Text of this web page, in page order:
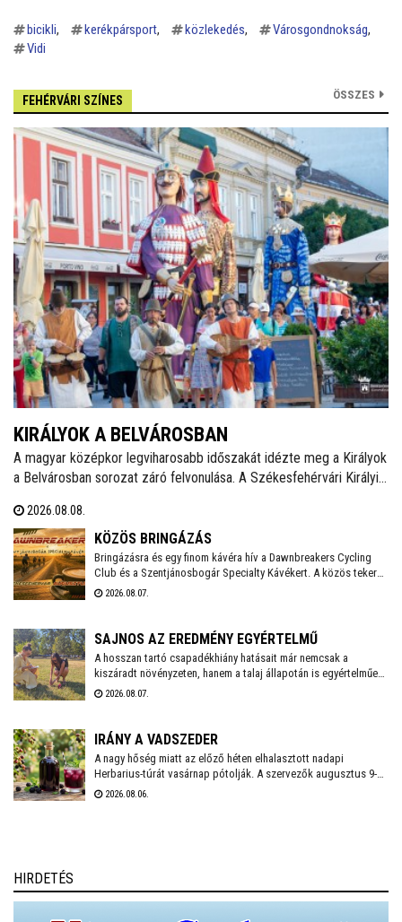
bicikli kerékpársport közlekedés
Városgondnokság
Vidi
FEHÉRVÁRI SZÍNES ÖSSZES
KIRÁLYOK A BELVÁROSBAN
A magyar középkor legviharosabb időszakát idézte meg a Királyok
a Belvárosban sorozat záró felvonulása. A Székesfehérvári Királyi
herceg, II. (Vak) Béla, Salamon király és III. András óriásbábjai
vonultak végig a Fő utcán.
2026.08.08.
KÖZÖS BRINGÁZÁS
Bringázásra és egy finom kávéra hív a Dawnbreakers Cycling
Club és a Szentjánosbogár Specialty Kávékert. A közös tekerés
augusztus 8-án, szombaton reggel 8.00 órakor indul a Liszt
2026.08.07.
SAJNOS AZ EREDMÉNY EGYÉRTELMŰ
A hosszan tartó csapadékhiány hatásait már nemcsak a
kiszáradt növényzeten, hanem a talaj állapotán is egyértelműen
mérni lehet. A Városgondnokság szakemberei talajnedvesség-
jelenlegi helyzetről.
2026.08.07.
IRÁNY A VADSZEDER
A nagy hőség miatt az előző héten elhalasztott nadapi
Herbarius-túrát vasárnap pótolják. A szervezők augusztus 9-én
várnak mindenkit, aki szívesen csatlakozna a programhoz, hogy
2026.08.06.
HIRDETÉS